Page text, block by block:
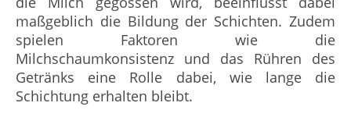
maßgeblich die Bildung der Schichten. Zudem
spielen Faktoren wie die
Milchschaumkonsistenz und das Rühren des
Getränks eine Rolle dabei, wie lange die
Schichtung erhalten bleibt.